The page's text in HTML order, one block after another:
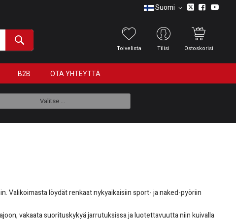
Suomi
Toivelista Tilisi Ostoskorisi
B2B OTA YHTEYTTÄ
Valitse ...
Valikoimasta löydät renkaat nykyaikaisiin sport- ja naked-pyöriin
vakaata suorituskykyä jarrutuksissa ja luotettavuutta niin kuivalla